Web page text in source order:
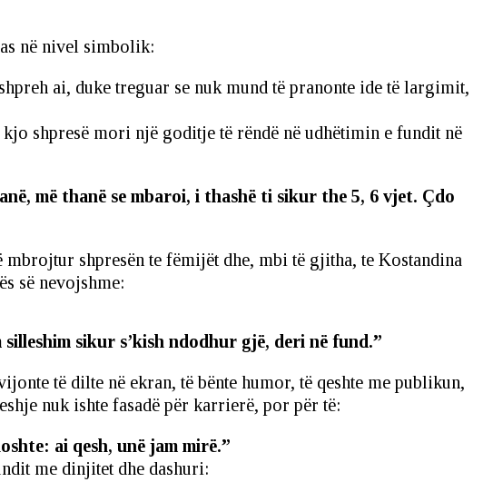
në nivel simbolik:
ai, duke treguar se nuk mund të pranonte ide të largimit,
shpresë mori një goditje të rëndë në udhëtimin e fundit në
më thanë se mbaroi, i thashë ti sikur the 5, 6 vjet. Çdo
shpresën te fëmijët dhe, mbi të gjitha, te Kostandina
së nevojshme:
sikur s’kish ndodhur gjë, deri në fund.”
të dilte në ekran, të bënte humor, të qeshte me publikun,
nuk ishte fasadë për karrierë, por për të:
ai qesh, unë jam mirë.”
me dinjitet dhe dashuri: